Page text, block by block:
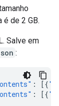
de 2 GB.
Salve em
:
: [{
: [{